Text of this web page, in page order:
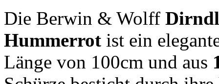
Die Berwin & Wolff
Hummerrot ist ein
Länge von 100cm und aus